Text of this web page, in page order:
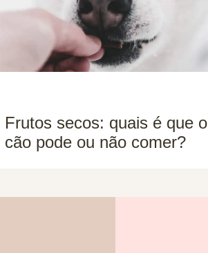
Frutos secos: quais é que o
cão pode ou não comer?